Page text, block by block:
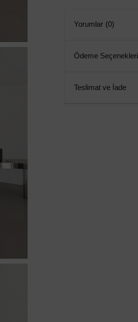
Yorumlar (0)
Ödeme Seçenekleri
Teslimat ve İade